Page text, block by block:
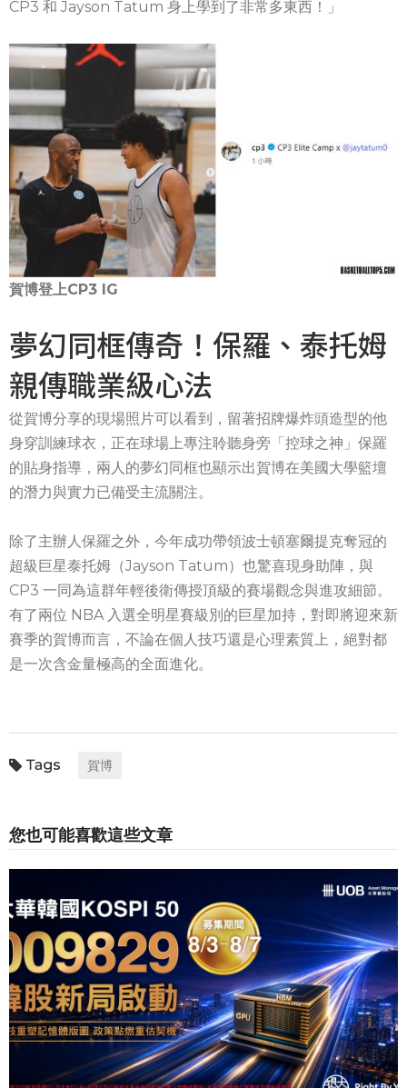
CP3 和 Jayson Tatum 身上學到了非常多東西！」
賀博登上CP3 IG
夢幻同框傳奇！保羅、泰托姆
親傳職業級心法
從賀博分享的現場照片可以看到，留著招牌爆炸頭造型的他
身穿訓練球衣，正在球場上專注聆聽身旁「控球之神」保羅
的貼身指導，兩人的夢幻同框也顯示出賀博在美國大學籃壇
的潛力與實力已備受主流關注。
除了主辦人保羅之外，今年成功帶領波士頓塞爾提克奪冠的
超級巨星泰托姆（Jayson Tatum）也驚喜現身助陣，與
CP3 一同為這群年輕後衛傳授頂級的賽場觀念與進攻細節。
有了兩位 NBA 入選全明星賽級別的巨星加持，對即將迎來新
賽季的賀博而言，不論在個人技巧還是心理素質上，絕對都
是一次含金量極高的全面進化。
賀博
您也可能喜歡這些文章